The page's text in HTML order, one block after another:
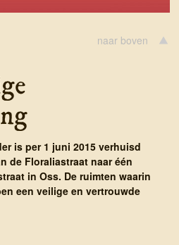
naar boven
is per 1 juni 2015 verhuisd
de Floraliastraat naar één
in Oss. De ruimten waarin
een veilige en vertrouwde